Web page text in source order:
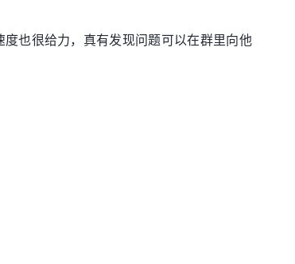
也很给力，真有发现问题可以在群里向他